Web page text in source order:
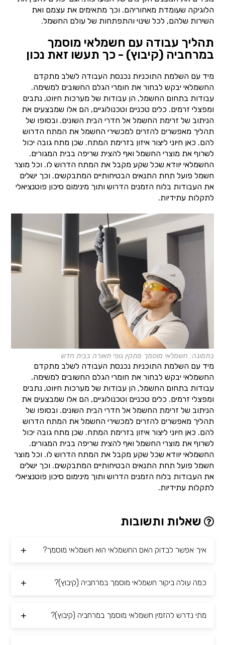
הלוגיקה שעומדת מאחוריהם. וכך מתאימים את עצמם ואת
השירות שלהם, לכל שינוי והתפתחות של עולם החשמל.
תהליך עבודה עם חשמלאי מוסמך
במרחביה (קיבוץ) - כך תעשו זאת נכון
מיד עם השלמת התוכניות נכנסת העבודה לשלב מתקדם
החשמלאי יבקש לבחור את חומרי הגלם החשובים למשימה.
עבודות בתחום החשמל, הן עבודות של מערכות חיווט, נתבים
ומפצלי זרמים. כלים טכניים וטכנולוגיים, הם אלו שמבצעים את
הניתוב של זרימת החשמל אל חדרי הבית השונים. ובסופו של
תהליך מאפשרים להזרים למכשירי החשמל את המתח הדרוש
להם. כאן חיוני ליצור איזון בזרימת המתח. שכן מתח גובה יכול
לשרוף את מוצרי החשמל ואף להצית שריפה בבית המגורים.
החשמלאי יוודא שכל שקע מקבל את המתח הדרוש לו. וכל מוצר
חשמל פועל תחת התנאים הבטיחותיים המתבקשים. וכך ישלים
את העבודות בלוח הזמנים הדרוש ותוך מינימום סיכון פוטנציאלי
לתקלות עתידיות.
בתמונה: חשמלאי מוסמך מתקין גופי תאורה בבית חדש
מיד עם השלמת התוכניות נכנסת העבודה לשלב מתקדם
החשמלאי יבקש לבחור את חומרי הגלם החשובים למשימה.
עבודות בתחום החשמל, הן עבודות של מערכות חיווט, נתבים
ומפצלי זרמים. כלים טכניים וטכנולוגיים, הם אלו שמבצעים את
הניתוב של זרימת החשמל אל חדרי הבית השונים. ובסופו של
תהליך מאפשרים להזרים למכשירי החשמל את המתח הדרוש
להם. כאן חיוני ליצור איזון בזרימת המתח. שכן מתח גובה יכול
לשרוף את מוצרי החשמל ואף להצית שריפה בבית המגורים.
החשמלאי יוודא שכל שקע מקבל את המתח הדרוש לו. וכל מוצר
חשמל פועל תחת התנאים הבטיחותיים המתבקשים. וכך ישלים
את העבודות בלוח הזמנים הדרוש ותוך מינימום סיכון פוטנציאלי
לתקלות עתידיות.
שאלות ותשובות
איך אפשר לבדוק האם החשמלאי הוא חשמלאי מוסמך?
כמה עולה ביקור חשמלאי מוסמך במרחביה (קיבוץ)?
מתי נדרש להזמין חשמלאי מוסמך במרחביה (קיבוץ)?